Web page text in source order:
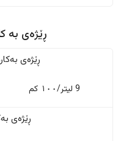
ڕێژەى به
ڕێژەى
9 لیتر/١٠٠ کم
ڕێژەى